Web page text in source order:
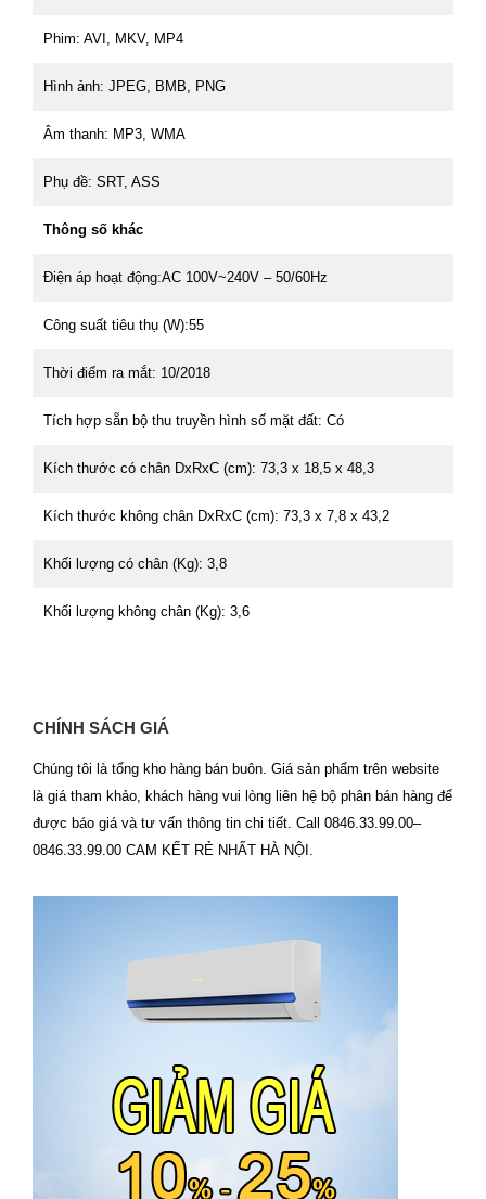
Phim: AVI, MKV, MP4
Hình ảnh: JPEG, BMB, PNG
Âm thanh: MP3, WMA
Phụ đề: SRT, ASS
Thông số khác
Điện áp hoạt động:AC 100V~240V – 50/60Hz
Công suất tiêu thụ (W):55
Thời điểm ra mắt: 10/2018
Tích hợp sẵn bộ thu truyền hình số mặt đất: Có
Kích thước có chân DxRxC (cm): 73,3 x 18,5 x 48,3
Kích thước không chân DxRxC (cm): 73,3 x 7,8 x 43,2
Khối lượng có chân (Kg): 3,8
Khối lượng không chân (Kg): 3,6
CHÍNH SÁCH GIÁ
Chúng tôi là tổng kho hàng bán buôn. Giá sản phẩm trên website
là giá tham khảo, khách hàng vui lòng liên hệ bộ phân bán hàng để
được báo giá và tư vấn thông tin chi tiết. Call 0846.33.99.00–
0846.33.99.00 CAM KẾT RẺ NHẤT HÀ NỘI.